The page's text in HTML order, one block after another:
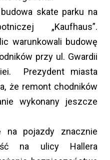
skate parku na
„Kaufhaus”.
warunkowali budowę
przy ul. Gwardii
Prezydent miasta
że remont chodników
wykonany jeszcze
na pojazdy znacznie
na ulicy Hallera